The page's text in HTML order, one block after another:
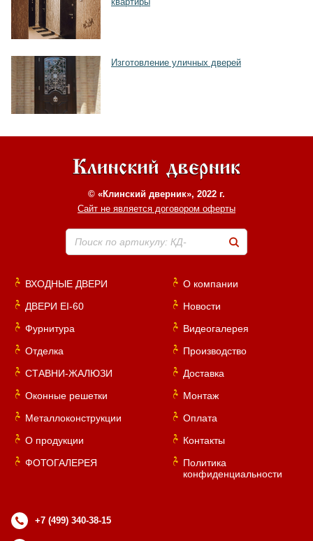
Хочу такую
Изготовление уличных дверей
© «Клинский дверник», 2022 г.
Сайт не является договором оферты
Поиск по артикулу: КД-
ВХОДНЫЕ ДВЕРИ
ДВЕРИ EI-60
Фурнитура
Отделка
СТАВНИ-ЖАЛЮЗИ
Оконные решетки
Металлоконструкции
О продукции
ФОТОГАЛЕРЕЯ
О компании
Новости
Видеогалерея
Производство
Доставка
Монтаж
Оплата
Контакты
Политика
конфиденциальности
+7 (499) 340-38-15